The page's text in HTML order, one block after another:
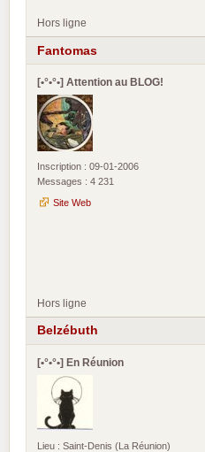
Hors ligne
Fantomas
[•°•°•] Attention au BLOG!
Inscription : 09-01-2006
Messages : 4 231
Site Web
Hors ligne
Belzébuth
[•°•°•] En Réunion
Lieu : Saint-Denis (La Réunion)